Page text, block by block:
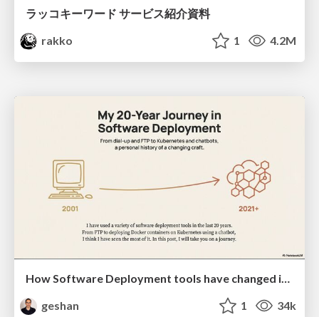
ラッコキーワード サービス紹介資料
rakko
1 4.2M
How Software Deployment tools have changed in the past 20 years
geshan
1 34k